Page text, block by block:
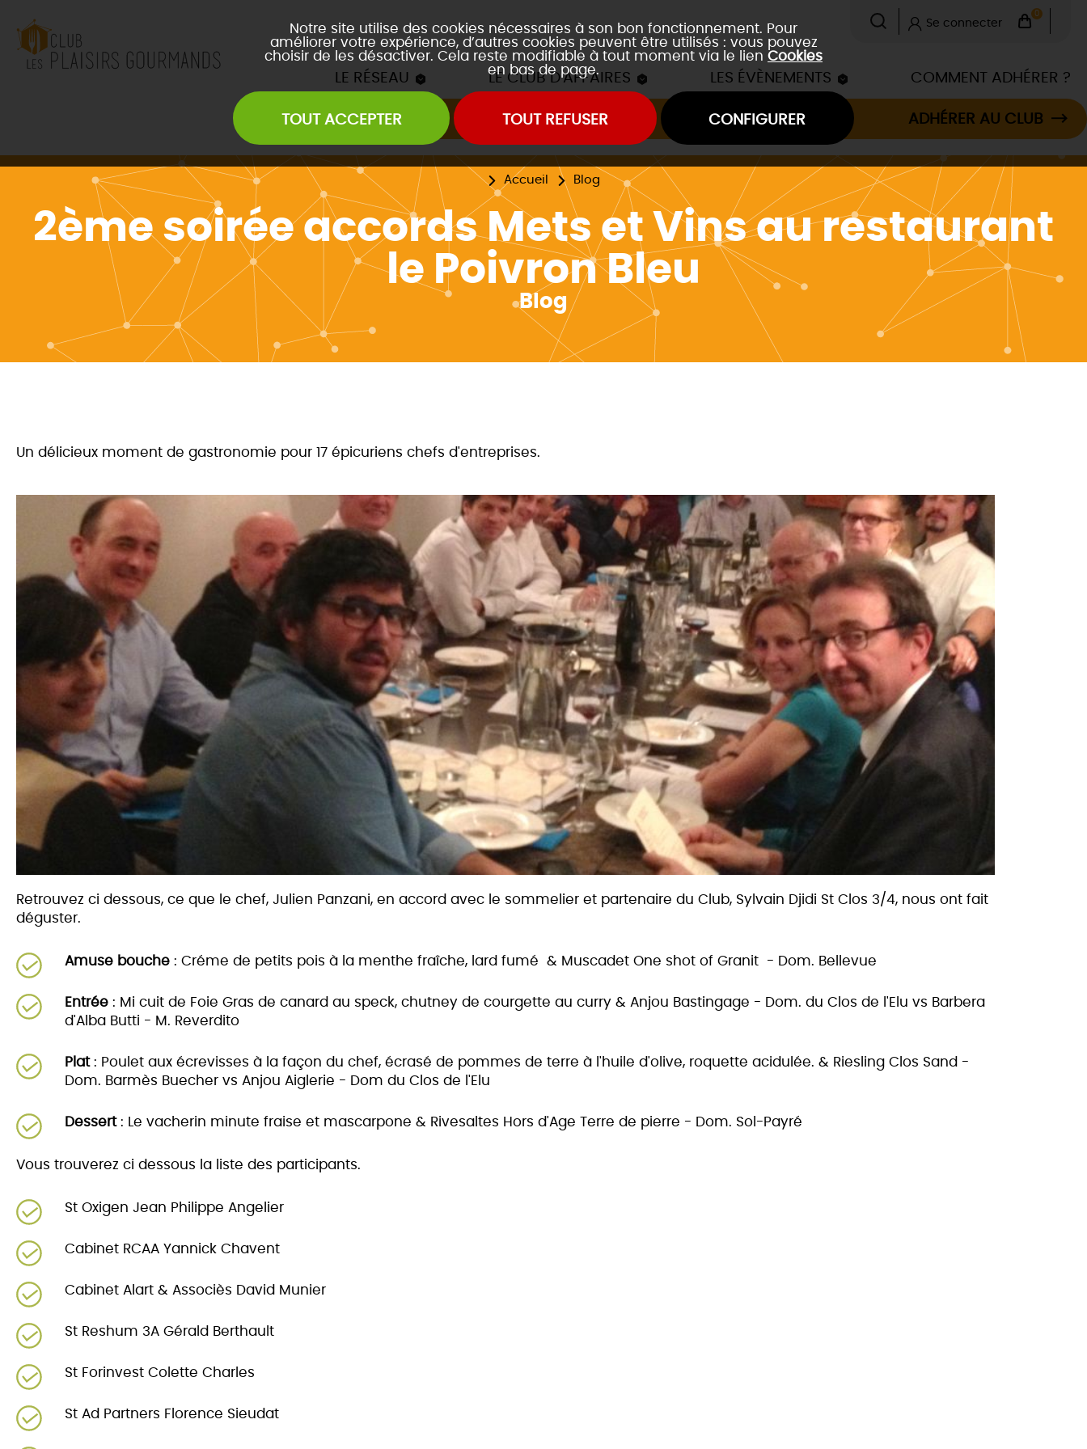
Notre site utilise des cookies nécessaires à son bon fonctionnement. Pour
améliorer votre expérience, d’autres cookies peuvent être utilisés : vous pouvez
choisir de les désactiver. Cela reste modifiable à tout moment via le lien Cookies
en bas de page.
TOUT ACCEPTER TOUT REFUSER CONFIGURER
0
Se connecter
LE RÉSEAU LE CLUB D'AFFAIRES LES ÉVÈNEMENTS
Les Afterwork du Club
Évènements Inter Club
Les mâchons du Club
Les event's "À la découverte de..."
COMMENT ADHÉRER ?
ADHÉRER AU CLUB
Accueil Blog
2ème soirée accords Mets et Vins au restaurant
le Poivron Bleu
Blog
Un délicieux moment de gastronomie pour 17 épicuriens chefs d'entreprises.
Retrouvez ci dessous, ce que le chef, Julien Panzani, en accord avec le sommelier et partenaire du Club, Sylvain Djidi St Clos 3/4, nous ont fait
déguster.
Amuse bouche : Créme de petits pois à la menthe fraîche, lard fumé & Muscadet One shot of Granit - Dom. Bellevue
Entrée : Mi cuit de Foie Gras de canard au speck, chutney de courgette au curry & Anjou Bastingage - Dom. du Clos de l'Elu vs Barbera
d'Alba Butti - M. Reverdito
Plat: Poulet aux écrevisses à la façon du chef, écrasé de pommes de terre à l'huile d'olive, roquette acidulée. & Riesling Clos Sand -
Dom. Barmès Buecher vs Anjou Aiglerie - Dom du Clos de l'Elu
Dessert: Le vacherin minute fraise et mascarpone & Rivesaltes Hors d'Age Terre de pierre - Dom. Sol-Payré
Vous trouverez ci dessous la liste des participants.
St Oxigen Jean Philippe Angelier
Cabinet RCAA Yannick Chavent
Cabinet Alart & Associès David Munier
St Reshum 3A Gérald Berthault
St Forinvest Colette Charles
St Ad Partners Florence Sieudat